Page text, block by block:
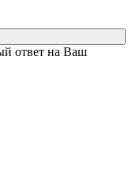
ответ на Ваш